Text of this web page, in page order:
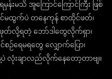
မသိ အူကြောင်ကြောင်ကြီး ဖြစ်
မထွက်ပဲ တနေကုန် စာထိုင်ဖတ်၊
တ်လို့ရတဲ့ ဘော်ဒါတွေလိုက်ရှာ၊
ရေမရတွေ လျှောက်ပြော၊
လုံးချာလည်လိုက်နေတော့တာဗျ။